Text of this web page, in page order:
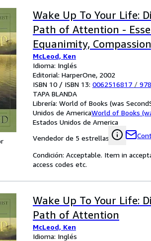
Wake Up To Your Life:
Path of Attention -
Equanimity,
McLeod, Ken
Idioma: Inglés
Editorial: HarperOne, 2002
ISBN 10 / ISBN 13: 0062516817 /
TAPA BLANDA
Librería: World of Books (was
Unidos de AmericaWorld of Books
Estados Unidos de America
Vendedor de 5 estrellas
Condición: Acceptable. Item in
access codes etc.
Wake Up To Your Life:
Path of Attention
McLeod, Ken
Idioma: Inglés